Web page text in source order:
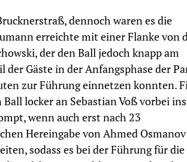
dennoch waren es die
erreichte mit einer Flanke von
der den Ball jedoch knapp am
Gäste in der Anfangsphase der
zur Führung einnetzen konnten.
locker an Sebastian Voß vorbei ins
wenn auch erst nach 23
Hereingabe von Ahmed Osmanov
sodass es bei der Führung für die